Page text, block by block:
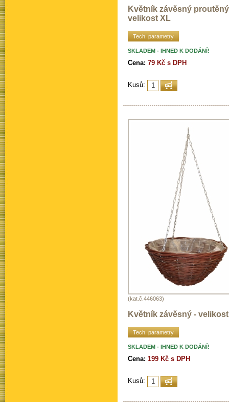
Květník závěsný proutěný
velikost XL
Tech. parametry
SKLADEM - IHNED K DODÁNÍ!
Cena: 79 Kč s DPH
Kusů:
(kat.č.446063)
Květník závěsný -
Tech. parametry
SKLADEM - IHNED K DODÁNÍ!
Cena: 199 Kč s DPH
Kusů: